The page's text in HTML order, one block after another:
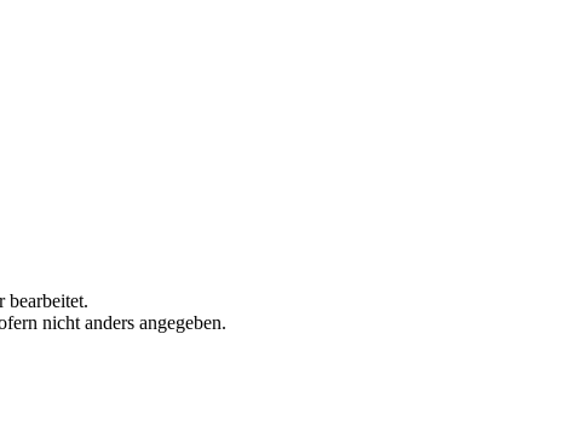
bearbeitet.
nicht anders angegeben.